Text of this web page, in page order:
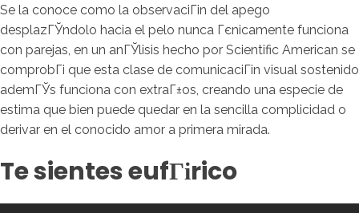
Se la conoce como la observaciГіn del apego
desplazГЎndolo hacia el pelo nunca Гєnicamente funciona
con parejas, en un anГЎlisis hecho por Scientific American se
comprobГі que esta clase de comunicaciГіn visual sostenido
ademГЎs funciona con extraГ±os, creando una especie de
estima que bien puede quedar en la sencilla complicidad o
derivar en el conocido amor a primera mirada.
Te sientes eufГіrico